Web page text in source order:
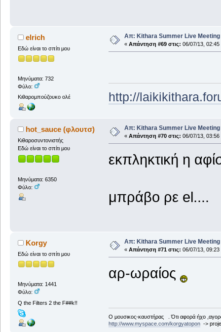
elrich
Εδώ είναι το σπίτι μου
Μηνύματα: 732
Φύλο:
Κιθαρομπούζουκο ολέ
Απ: Kithara Summer Live Meeting
« Απάντηση #69 στις: 06/07/13, 02:45
http://
hot_sauce (φλουτσ)
Κιθαροσυντονιστής
Εδώ είναι το σπίτι μου
Μηνύματα: 6350
Φύλο:
Απ: Kithara Summer Live Meeting
« Απάντηση #70 στις: 06/07/13, 03:56
εκπληκτική η
μπράβο ρε el....
Korgy
Εδώ είναι το σπίτι μου
Μηνύματα: 1441
Φύλο:
Q the Filters 2 the F##k!!
Απ: Kithara Summer Live Meeting
« Απάντηση #71 στις: 06/07/13, 09:23
αρ-ωραίος
Ο μουσικος-καυστήρας . Ότι αφορά ήχο
http://www.myspace.com/korgyatopon->